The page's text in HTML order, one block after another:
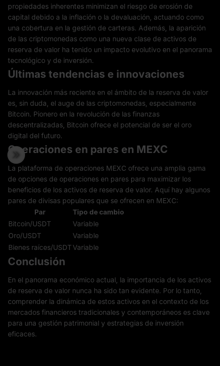
propiedades inherentes minimizan el riesgo de erosión de
capital debido a la inflación o la devaluación, actuando como
una cobertura en la gestión de carteras. Además, la aparición
de las criptomonedas como una nueva clase de activos de
reserva de valor ha tenido un impacto evolutivo en el panorama
tecnológico y de inversión.
Últimas tendencias e innovaciones
La innovación más reciente en el ámbito de la reserva de valor
es, sin duda, el auge de las criptomonedas, especialmente
Bitcoin. Pionero en la revolución de las finanzas
descentralizadas, Bitcoin ofrece el potencial de ser el oro
digital del futuro.
Operaciones en pares en MEXC
La plataforma de operaciones MEXC ofrece una amplia gama
de opciones de operaciones en pares para maximizar los
beneficios de los activos de reserva de valor. Aquí hay algunos
pares de divisas populares que se ofrecen en MEXC:
Par
Tipo de cambio
Bitcoin/USDT
Variable
Oro/USDT
Variable
Bienes raíces/USDTVariable
Conclusión
En el panorama económico actual, la importancia de los activos
de reserva de valor nunca ha sido tan evidente. Por lo tanto,
comprender la dinámica de estos activos en el contexto de los
mercados financieros tradicionales y contemporáneos es clave
para una gestión patrimonial y estrategias de inversión
eficaces.